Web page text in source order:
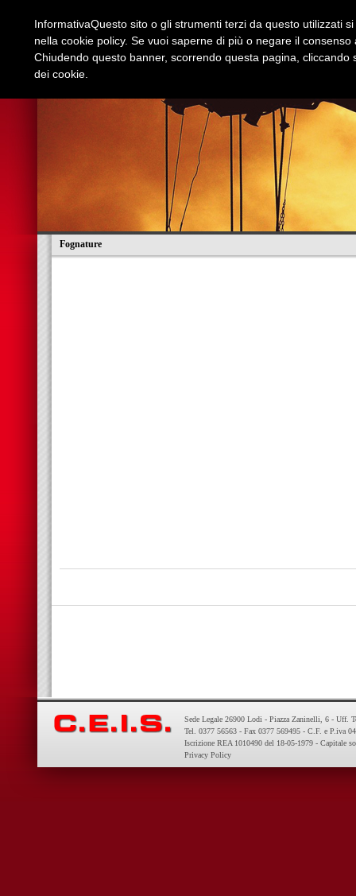
Fognature
Sede Legale 26900 Lodi - Piazza Zaninelli, 6 - Uff.
Tel. 0377 56563 - Fax 0377 569495 - C.F. e P.iva
Iscrizione REA 1010490 del 18-05-1979 - Capitale
Privacy Policy
InformativaQuesto sito o gli strumenti terzi da questo utilizzati
nella cookie policy. Se vuoi saperne di più o negare il
Chiudendo questo banner, scorrendo questa pagina,
dei cookie.